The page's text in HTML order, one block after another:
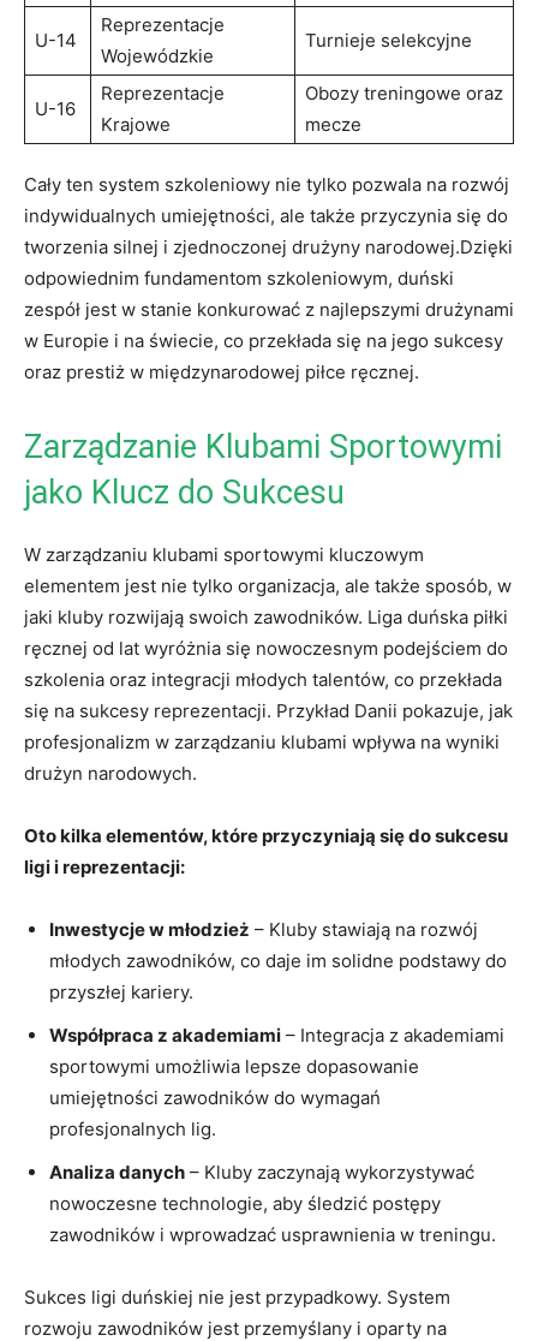
U-14
Reprezentacje‍
Wojewódzkie
Turnieje selekcyjne
U-16
Reprezentacje ​
Krajowe
Obozy treningowe‌ oraz
mecze
Cały ten system szkoleniowy nie tylko pozwala na rozwój
indywidualnych umiejętności, ale także przyczynia się do
tworzenia silnej i zjednoczonej drużyny narodowej.Dzięki
⁤odpowiednim fundamentom szkoleniowym,⁤ duński
zespół jest w stanie konkurować⁤ z‍ najlepszymi drużynami
w Europie i na świecie, co przekłada się na jego sukcesy
oraz prestiż w międzynarodowej piłce ręcznej.
Zarządzanie Klubami ​Sportowymi
jako ⁢Klucz do Sukcesu
W zarządzaniu klubami sportowymi kluczowym
elementem jest​ nie tylko organizacja, ale także sposób, ⁣w
jaki kluby rozwijają swoich zawodników. Liga duńska piłki
ręcznej od⁢ lat⁣ wyróżnia się ​nowoczesnym podejściem do‌
szkolenia ⁣oraz integracji młodych talentów, co przekłada
się na sukcesy ⁤reprezentacji. Przykład Danii pokazuje, jak
profesjonalizm w zarządzaniu klubami wpływa na wyniki
drużyn narodowych.
Oto kilka elementów, które ‍przyczyniają się do sukcesu
⁤ligi ‌i reprezentacji:
Inwestycje w młodzież – Kluby stawiają na rozwój
młodych zawodników,⁣ co daje im solidne podstawy do
przyszłej kariery.
Współpraca z akademiami – ‌Integracja z akademiami
sportowymi umożliwia lepsze dopasowanie
umiejętności zawodników do wymagań
profesjonalnych lig.
Analiza danych – Kluby zaczynają wykorzystywać
nowoczesne technologie, aby śledzić postępy
zawodników i wprowadzać usprawnienia w treningu.
Sukces‍ ligi‍ duńskiej⁣ nie​ jest przypadkowy. System
rozwoju zawodników jest przemyślany i oparty na